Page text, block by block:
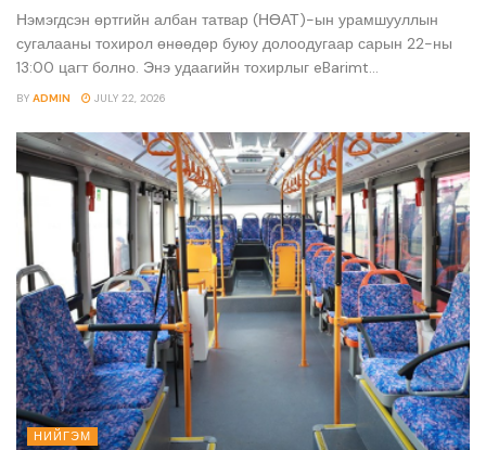
Нэмэгдсэн өртгийн албан татвар (НӨАТ)-ын урамшууллын
сугалааны тохирол өнөөдөр буюу долоодугаар сарын 22-ны
13:00 цагт болно. Энэ удаагийн тохирлыг eBarimt...
BY ADMIN JULY 22, 2026
НИЙГЭМ